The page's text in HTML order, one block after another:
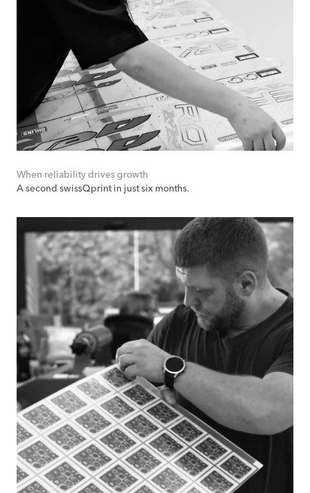
When reliability drives growth
A second swissQprint in just six months.